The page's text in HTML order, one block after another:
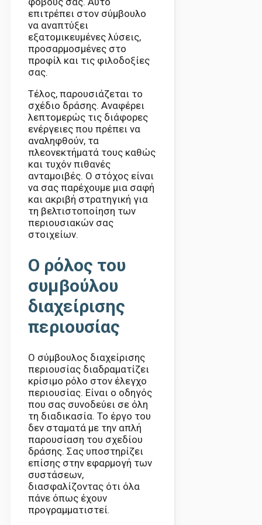
επιτρέπει στον σύμβουλο
να αναπτύξει
εξατομικευμένες λύσεις,
προσαρμοσμένες στο
προφίλ και τις φιλοδοξίες
σας.
Τέλος, παρουσιάζεται το
σχέδιο δράσης. Αναφέρει
λεπτομερώς τις διάφορες
ενέργειες που πρέπει να
αναληφθούν, τα
πλεονεκτήματά τους καθώς
και τυχόν πιθανές
ανταμοιβές. Ο στόχος είναι
να σας παρέχουμε μια σαφή
και ακριβή στρατηγική για
τη βελτιστοποίηση των
περιουσιακών σας
στοιχείων.
Ο ρόλος του
συμβούλου
διαχείρισης
περιουσίας
Ο σύμβουλος διαχείρισης
περιουσίας διαδραματίζει
κρίσιμο ρόλο στον έλεγχο
περιουσίας. Είναι ο οδηγός
που σας συνοδεύει σε όλη
τη διαδικασία. Το έργο του
δεν σταματά με την απλή
παρουσίαση του σχεδίου
δράσης. Σας υποστηρίζει
επίσης στην εφαρμογή των
συστάσεων,
διασφαλίζοντας ότι όλα
πάνε όπως έχουν
προγραμματιστεί.